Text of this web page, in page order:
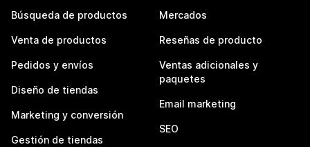
Búsqueda de productos
Venta de productos
Pedidos y envíos
Diseño de tiendas
Marketing y conversión
Gestión de tiendas
Mercados
Reseñas de producto
Ventas adicionales y
paquetes
Email marketing
SEO